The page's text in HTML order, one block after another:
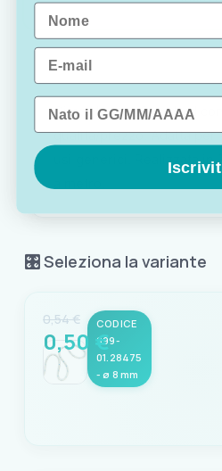
Cima Nautica Standard
qualità/prezzo. Adatta per
usi generici. Realizzata in
🎛️ Seleziona la variante
CODICE
999-
01.28475
- ø 8 mm
0,54 €
0,50 €
Name
Email
Data di nascita